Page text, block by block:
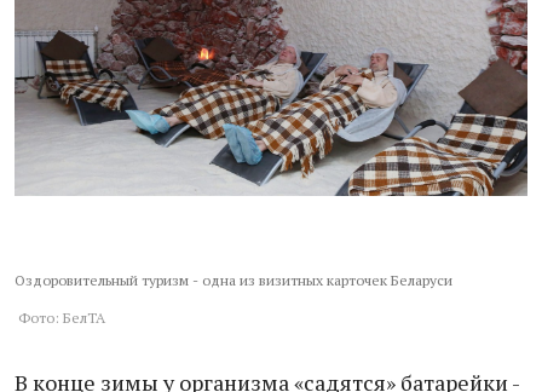
Оздоровительный туризм - одна из визитных карточек Беларуси
Фото: БелТА
В конце зимы у организма «садятся» батарейки -